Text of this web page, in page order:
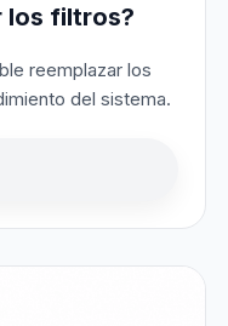
los filtros?
reemplazar los
del sistema.